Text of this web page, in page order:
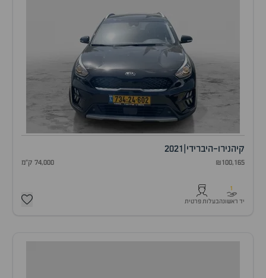
קיהנירו-היברידי 2021
₪100,165 74,000 ק"מ
1
יד ראשונהבעלות פרטית